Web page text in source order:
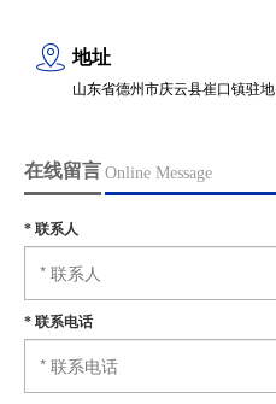
地址
山东省德州市庆云县崔口镇驻地
在线留言 Online Message
* 联系人
* 联系电话